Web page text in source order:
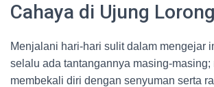
Cahaya di Ujung
Menjalani hari-hari sulit dalam mengejar
selalu ada tantangannya masing-masing;
membekali diri dengan senyuman serta